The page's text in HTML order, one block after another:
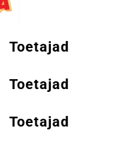
Toetajad
Toetajad
Toetajad